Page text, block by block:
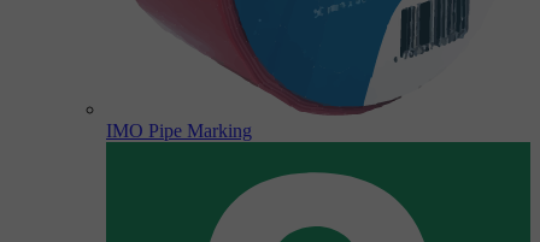
IMO Pipe Marking